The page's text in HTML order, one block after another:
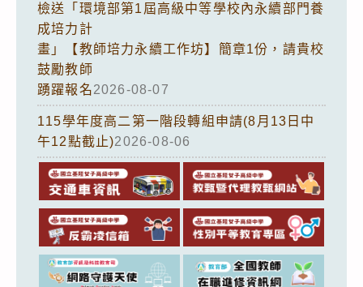
檢送「環境部第1屆高級中等學校內永續部門養
成培力計
畫」【教師培力永續工作坊】簡章1份，請貴校
鼓勵教師
踴躍報名2026-08-07
115學年度高二第一階段轉組申請(8月13日中
午12點截止)2026-08-06